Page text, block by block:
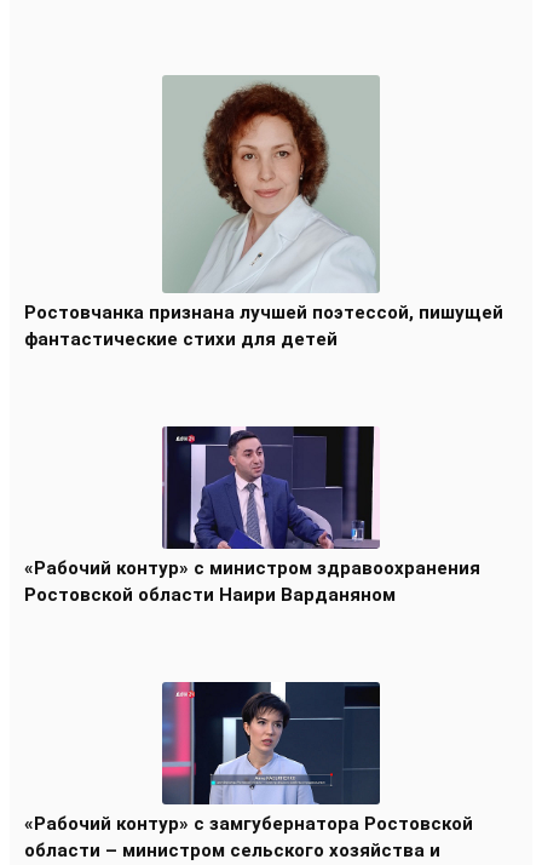
Ростовчанка признана лучшей поэтессой, пишущей
фантастические стихи для детей
«Рабочий контур» с министром здравоохранения
Ростовской области Наири Варданяном
«Рабочий контур» с замгубернатора Ростовской
области – министром сельского хозяйства и